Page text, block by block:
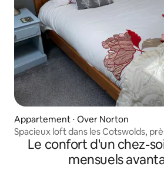
Appartement ⋅ Over Norton
Spacieux loft dans les Cotswolds,
Le confort d'un chez-
mensuels